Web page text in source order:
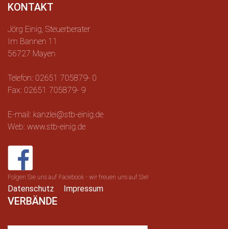
KONTAKT
Jörg Einig, Steuerberater
Im Bannen 11
56727 Mayen
Telefon: 02651 705879- 0
Fax: 02651 705879- 9
E-mail: kanzlei@stb-einig.de
Web: www.stb-einig.de
Folgen Sie uns auf Facebook - wir freuen uns auf Sie!
Datenschutz Impressum
VERBÄNDE